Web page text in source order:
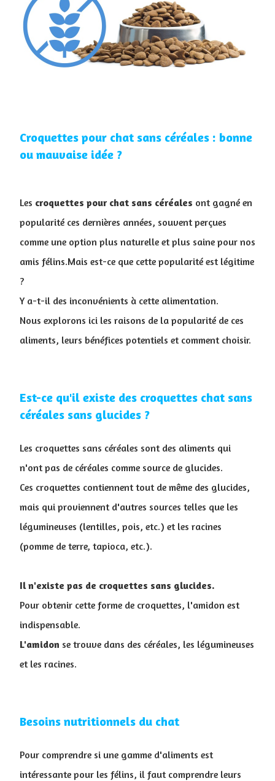
Croquettes pour chat sans céréales : bonne
ou mauvaise idée ?
Les croquettes pour chat sans céréales ont gagné en
popularité ces dernières années, souvent perçues
comme une option plus naturelle et plus saine pour nos
amis félins.Mais est-ce que cette popularité est légitime
?
Y a-t-il des inconvénients à cette alimentation.
Nous explorons ici les raisons de la popularité de ces
aliments, leurs bénéfices potentiels et comment choisir.
Est-ce qu'il existe des croquettes chat sans
céréales sans glucides ?
Les croquettes sans céréales sont des aliments qui
n'ont pas de céréales comme source de glucides.
Ces croquettes contiennent tout de même des glucides,
mais qui proviennent d'autres sources telles que les
légumineuses (lentilles, pois, etc.) et les racines
(pomme de terre, tapioca, etc.).
Il n'existe pas de croquettes sans glucides.
Pour obtenir cette forme de croquettes, l'amidon est
indispensable.
L'amidon se trouve dans des céréales, les légumineuses
et les racines.
Besoins nutritionnels du chat
Pour comprendre si une gamme d'aliments est
intéressante pour les félins, il faut comprendre leurs